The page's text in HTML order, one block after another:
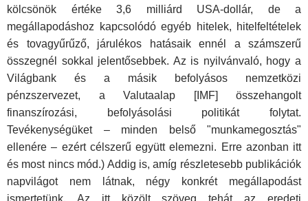
kölcsönök értéke 3,6 milliárd USA-dollár, de a
megállapodáshoz kapcsolódó egyéb hitelek, hitelfeltételek
és tovagyűrűző, járulékos hatásaik ennél a számszerű
összegnél sokkal jelentősebbek. Az is nyilvánvaló, hogy a
Világbank és a másik befolyásos nemzetközi
pénzszervezet, a Valutaalap [IMF] összehangolt
finanszírozási, befolyásolási politikát folytat.
Tevékenységüket – minden belső "munkamegosztás"
ellenére – ezért célszerű együtt elemezni. Erre azonban itt
és most nincs mód.) Addig is, amíg részletesebb publikációk
napvilágot nem látnak, négy konkrét megállapodást